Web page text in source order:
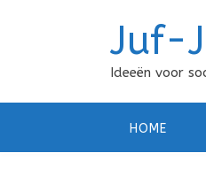
Juf-
Ideeën voor
HOME